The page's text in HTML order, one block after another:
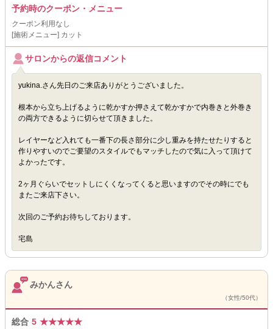
予約時のクーポン・メニュー
クーポン利用なし
[施術メニュー] カット
サロンからの返信コメント
yukina.さん先日のご来店ありがとうございました。
根本から立ち上げるように乾かすか押さえて乾かすかで内巻きと外巻き
の両方できるように切らせて頂きました。
レイヤーなど入れても一番下の長さ部分に少し重みを持たせたりすると
作りやすいのでご要望のスタイルでもマッチしたので気に入って頂けて
よかったです。
2ヶ月ぐらいでセットしにくくなってくると思いますのでその時にでも
またご来店下さい。
次回のご予約お待ちしております。
宅島
みかんさん
（女性/50代）
総合 5 ★★★★★